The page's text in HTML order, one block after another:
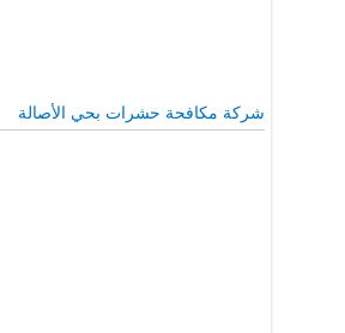
شركة مكافحة حشرات بحي الأصالة